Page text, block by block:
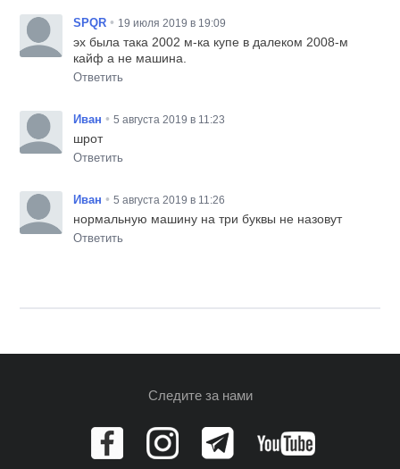
SPQR • 19 июля 2019 в 19:09
эх была така 2002 м-ка купе в далеком 2008-м
кайф а не машина.
Ответить
Иван • 5 августа 2019 в 11:23
шрот
Ответить
Иван • 5 августа 2019 в 11:26
нормальную машину на три буквы не назовут
Ответить
Следите за нами